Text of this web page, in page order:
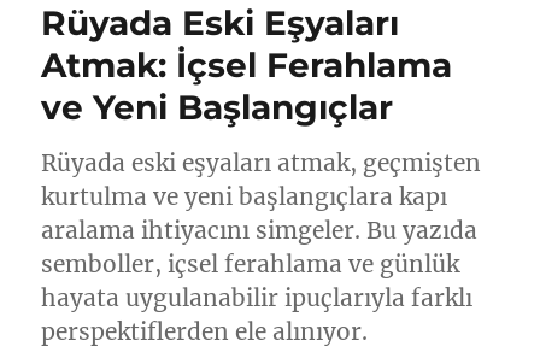
Rüyada Eski Eşyaları
Atmak: İçsel Ferahlama
ve Yeni Başlangıçlar
Rüyada eski eşyaları atmak, geçmişten
kurtulma ve yeni başlangıçlara kapı
aralama ihtiyacını simgeler. Bu yazıda
semboller, içsel ferahlama ve günlük
hayata uygulanabilir ipuçlarıyla farklı
perspektiflerden ele alınıyor.